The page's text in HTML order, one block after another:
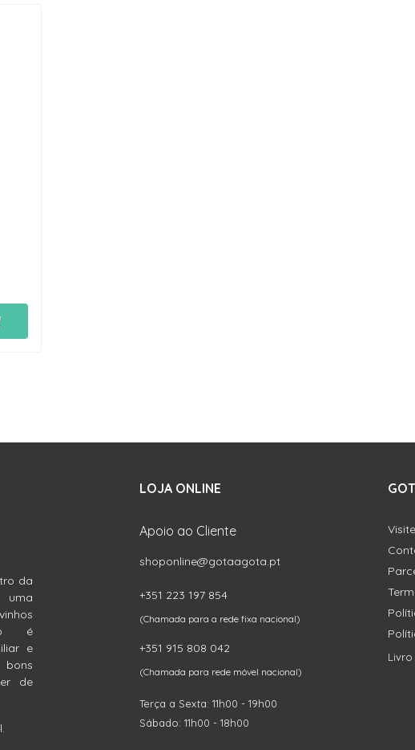
da
é
e
de
LOJA ONLINE
Apoio ao Cliente
shoponline@gotaagota.pt
+351 223 197 854
(Chamada para a rede fixa nacional)
+351 915 808 042
(Chamada para rede móvel nacional)
Terça a Sexta: 11h00 - 19h00
Sábado: 11h00 - 18h00